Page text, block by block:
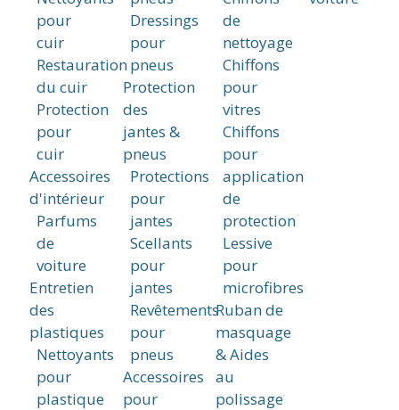
pour
cuir
Restauration
du cuir
Protection
pour
cuir
Accessoires
d'intérieur
Parfums
de
voiture
Entretien
des
plastiques
Nettoyants
pour
plastique
Dressings
pour
pneus
Protection
des
jantes &
pneus
Protections
pour
jantes
Scellants
pour
jantes
Revêtements
pour
pneus
Accessoires
pour
de
nettoyage
Chiffons
pour
vitres
Chiffons
pour
application
de
protection
Lessive
pour
microfibres
Ruban de
masquage
& Aides
au
polissage